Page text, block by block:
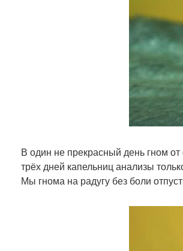
В один не прекрасный день гном
трёх дней капельниц анализы
Мы гнома на радугу без боли